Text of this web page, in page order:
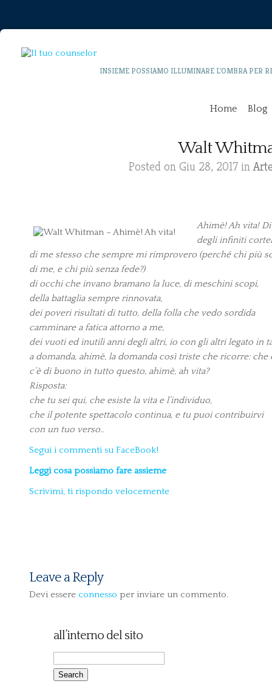
INSIEME POSSIAMO ILLUMINARE L'OMBRA PER
Home Blog
Walt
Posted on Giu 28, 2017 in
Ahimè! Ah vita!
degli infiniti
di me stesso che sempre mi rimprovero (perché chi più
di me, e chi più senza fede?)
di occhi che invano bramano la luce, di meschini scopi,
della battaglia sempre rinnovata,
dei poveri risultati di tutto, della folla che vedo sordida
camminare a fatica attorno a me,
dei vuoti ed inutili anni degli altri, io con gli altri legato in
a domanda, ahimè, la domanda così triste che ricorre: che
c’è di buono in tutto questo, ahimè, ah vita?
Risposta:
che tu sei qui, che esiste la vita e l’individuo,
che il potente spettacolo continua, e tu puoi contribuirvi
con un tuo verso..
Segui i commenti su FaceBook!
Leggi cosa possiamo fare assieme
Scrivimi, ti rispondo velocemente
Leave a Reply
Devi essere connesso per inviare un commento.
all’interno del sito